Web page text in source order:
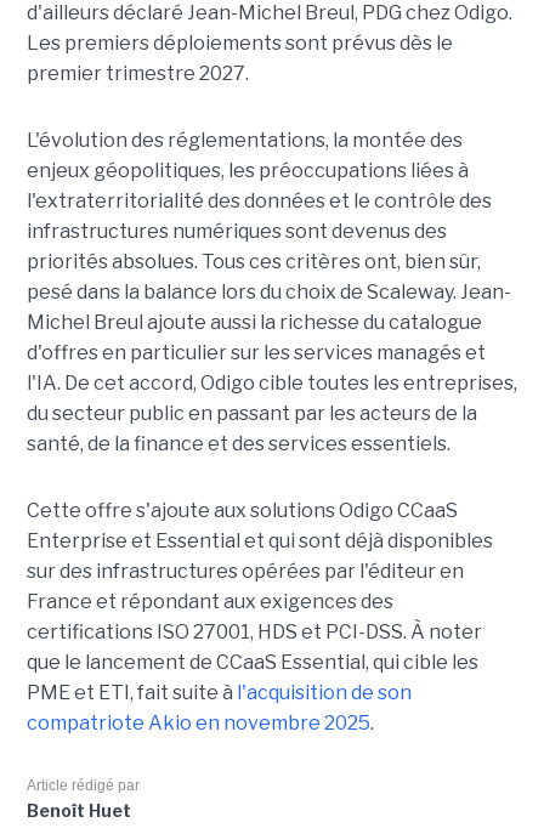
d'ailleurs déclaré Jean-Michel Breul, PDG chez Odigo.
Les premiers déploiements sont prévus dès le
premier trimestre 2027.
L'évolution des réglementations, la montée des
enjeux géopolitiques, les préoccupations liées à
l'extraterritorialité des données et le contrôle des
infrastructures numériques sont devenus des
priorités absolues. Tous ces critères ont, bien sûr,
pesé dans la balance lors du choix de Scaleway. Jean-
Michel Breul ajoute aussi la richesse du catalogue
d'offres en particulier sur les services managés et
l'IA. De cet accord, Odigo cible toutes les entreprises,
du secteur public en passant par les acteurs de la
santé, de la finance et des services essentiels.
Cette offre s'ajoute aux solutions Odigo CCaaS
Enterprise et Essential et qui sont déjà disponibles
sur des infrastructures opérées par l'éditeur en
France et répondant aux exigences des
certifications ISO 27001, HDS et PCI-DSS. À noter
que le lancement de CCaaS Essential, qui cible les
PME et ETI, fait suite à l'acquisition de son
compatriote Akio en novembre 2025.
Article rédigé par
Benoît Huet